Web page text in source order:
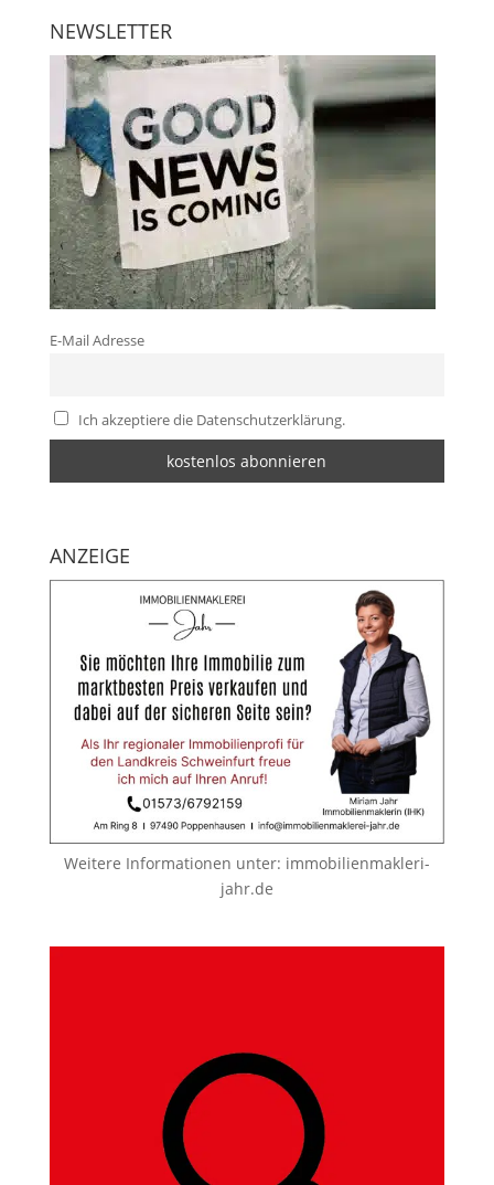
NEWSLETTER
E-Mail Adresse
Ich akzeptiere die Datenschutzerklärung.
ANZEIGE
Weitere Informationen unter: immobilienmakleri-
jahr.de